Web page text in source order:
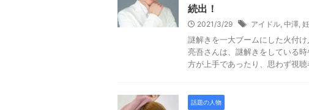
続出！
2021/3/29 アイドル, 中澤,
謎解きを一大ブームにした火付
亮吾さんは、謎解きをしている
方が上手であったり、思わず視
話題の人物